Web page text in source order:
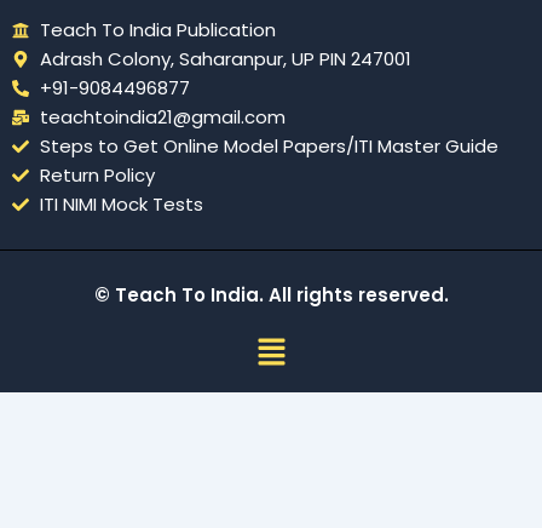
Teach To India Publication
Adrash Colony, Saharanpur, UP PIN 247001
+91-9084496877
teachtoindia21@gmail.com
Steps to Get Online Model Papers/ITI Master Guide
Return Policy
ITI NIMI Mock Tests
© Teach To India. All rights reserved.
Menu